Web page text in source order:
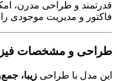
قدرتمند و طراحی مدرن،
فاکتور و مدیریت موجودی
طراحی و مشخصات
این مدل با طراحی زیبا،